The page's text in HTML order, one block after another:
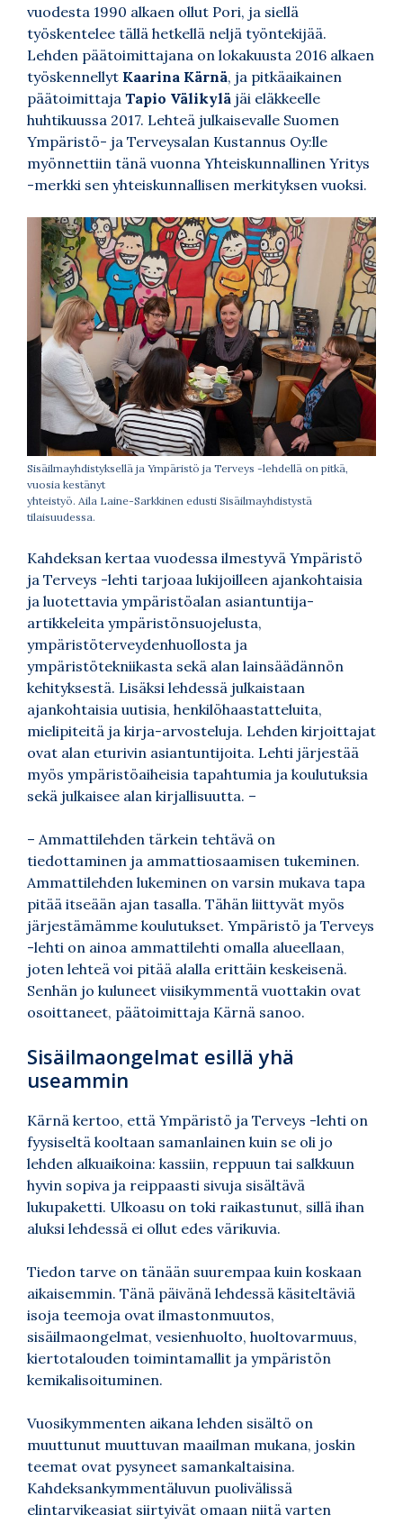
vuodesta 1990 alkaen ollut Pori, ja siellä
työskentelee tällä hetkellä neljä työntekijää.
Lehden päätoimittajana on lokakuusta 2016 alkaen
työskennellyt Kaarina Kärnä, ja pitkäaikainen
päätoimittaja Tapio Välikylä jäi eläkkeelle
huhtikuussa 2017. Lehteä julkaisevalle Suomen
Ympäristö- ja Terveysalan Kustannus Oy:lle
myönnettiin tänä vuonna Yhteiskunnallinen Yritys
-merkki sen yhteiskunnallisen merkityksen vuoksi.
Sisäilmayhdistyksellä ja Ympäristö ja Terveys -lehdellä on pitkä,
vuosia kestänyt
yhteistyö. Aila Laine-Sarkkinen edusti Sisäilmayhdistystä
tilaisuudessa.
Kahdeksan kertaa vuodessa ilmestyvä Ympäristö
ja Terveys -lehti tarjoaa lukijoilleen ajankohtaisia
ja luotettavia ympäristöalan asiantuntija-
artikkeleita ympäristönsuojelusta,
ympäristöterveydenhuollosta ja
ympäristötekniikasta sekä alan lainsäädännön
kehityksestä. Lisäksi lehdessä julkaistaan
ajankohtaisia uutisia, henkilöhaastatteluita,
mielipiteitä ja kirja-arvosteluja. Lehden kirjoittajat
ovat alan eturivin asiantuntijoita. Lehti järjestää
myös ympäristöaiheisia tapahtumia ja koulutuksia
sekä julkaisee alan kirjallisuutta. –
– Ammattilehden tärkein tehtävä on
tiedottaminen ja ammattiosaamisen tukeminen.
Ammattilehden lukeminen on varsin mukava tapa
pitää itseään ajan tasalla. Tähän liittyvät myös
järjestämämme koulutukset. Ympäristö ja Terveys
-lehti on ainoa ammattilehti omalla alueellaan,
joten lehteä voi pitää alalla erittäin keskeisenä.
Senhän jo kuluneet viisikymmentä vuottakin ovat
osoittaneet, päätoimittaja Kärnä sanoo.
Sisäilmaongelmat esillä yhä
useammin
Kärnä kertoo, että Ympäristö ja Terveys -lehti on
fyysiseltä kooltaan samanlainen kuin se oli jo
lehden alkuaikoina: kassiin, reppuun tai salkkuun
hyvin sopiva ja reippaasti sivuja sisältävä
lukupaketti. Ulkoasu on toki raikastunut, sillä ihan
aluksi lehdessä ei ollut edes värikuvia.
Tiedon tarve on tänään suurempaa kuin koskaan
aikaisemmin. Tänä päivänä lehdessä käsiteltäviä
isoja teemoja ovat ilmastonmuutos,
sisäilmaongelmat, vesienhuolto, huoltovarmuus,
kiertotalouden toimintamallit ja ympäristön
kemikalisoituminen.
Vuosikymmenten aikana lehden sisältö on
muuttunut muuttuvan maailman mukana, joskin
teemat ovat pysyneet samankaltaisina.
Kahdeksankymmentäluvun puolivälissä
elintarvikeasiat siirtyivät omaan niitä varten